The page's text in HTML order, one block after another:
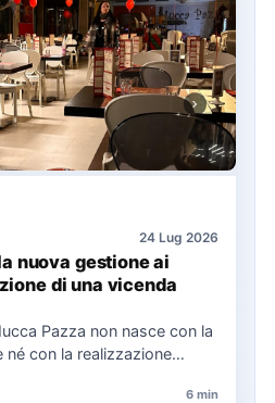
24 Lug 2026
nuova gestione ai
di una vicenda
Pazza non nasce con la
con la realizzazione
6 min